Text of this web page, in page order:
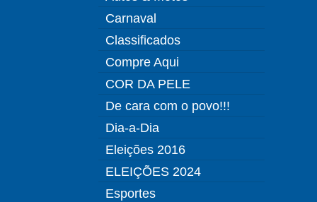
Carnaval
Classificados
Compre Aqui
COR DA PELE
De cara com o povo!!!
Dia-a-Dia
Eleições 2016
ELEIÇÕES 2024
Esportes